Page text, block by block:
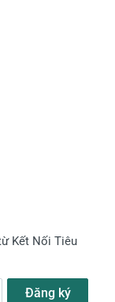
Kết Nối Tiêu
Đăng ký